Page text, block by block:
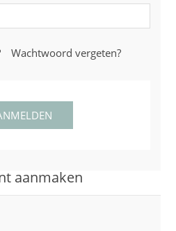
Wachtwoord vergeten?
aanmaken